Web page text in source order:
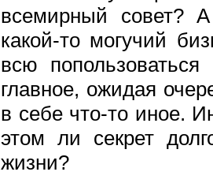
всемирный совет?
какой-то могучий
всю
главное, ожидая
в себе что-то иное.
этом ли секрет
жизни?